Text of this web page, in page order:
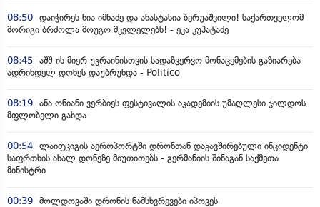
08:50 დაიჭირეს ნია იმნაძე და ანასტასია ბერუაშვილი! საქართველომ
მორიგი ბრძოლა მოუგო მკვლელებს! - ეკა კუპატაძე
08:45 აშშ-ის მიერ უკრაინისთვის სადაზვერვო მონაცემების გაზიარება
ადრინდელ დონეს დაუბრუნდა - Politico
08:19 ანა ონიანი ვერბიეს ფესტივალის აკადემიის უმაღლესი ჯილდოს
მფლობელი გახდა
00:54 ლაიფციგის აეროპორტში დრონთან დაკავშირებული ინციდენტი
საფრთხის ახალ დონეზე მიუთითებს - გერმანიის შინაგან საქმეთა
მინისტრი
00:39 მოლდოვაში დრონის ნამსხვრევები იპოვეს